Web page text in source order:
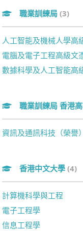
職業訓練局 (3)
人工智能及機械人學高
電腦及電子工程高級文
數據科學及人工智能高
職業訓練局 香港
資訊及通訊科技（榮譽
香港中文大學 (4)
計算機科學與工程
電子工程學
信息工程學